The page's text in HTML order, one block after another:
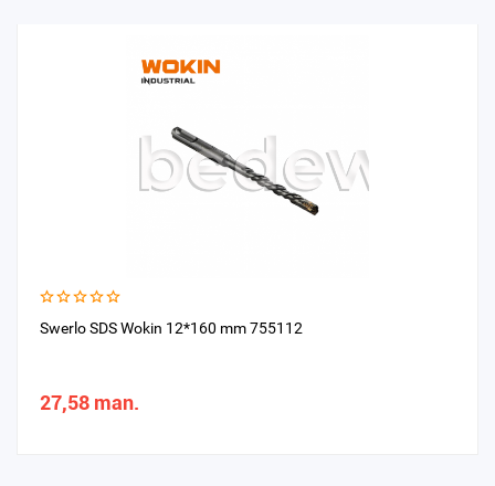
Swerlo SDS Wokin 12*160 mm 755112
27,58 man.